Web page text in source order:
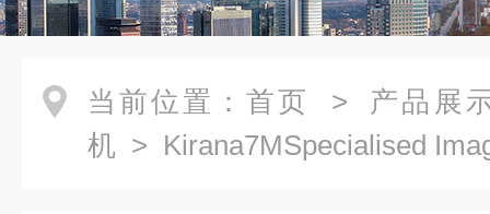
当前位置： 首页 > 产品展
机 > Kirana7MSpecialised